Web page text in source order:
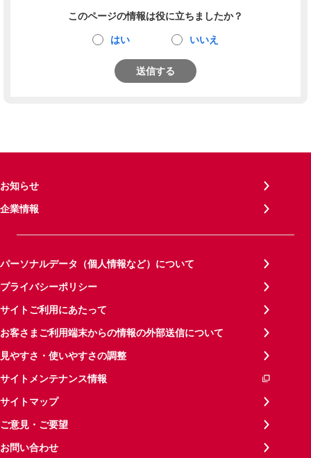
このページの情報は役に立ちましたか？
はい いいえ
送信する
お知らせ
企業情報
パーソナルデータ（個人情報など）について
プライバシーポリシー
サイトご利用にあたって
お客さまご利用端末からの情報の外部送信について
見やすさ・使いやすさの調整
サイトメンテナンス情報
サイトマップ
ご意見・ご要望
お問い合わせ